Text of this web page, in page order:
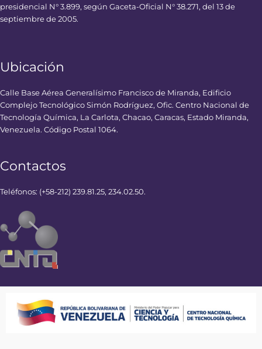
presidencial N° 3.899, según Gaceta-Oficial N° 38.271, del 13 de
septiembre de 2005.
Ubicación
Calle Base Aérea Generalísimo Francisco de Miranda, Edificio
Complejo Tecnológico Simón Rodríguez, Ofic. Centro Nacional de
Tecnología Química, La Carlota, Chacao, Caracas, Estado Miranda,
Venezuela. Código Postal 1064.
Contactos
Teléfonos: (+58-212) 239.81.25, 234.02.50.